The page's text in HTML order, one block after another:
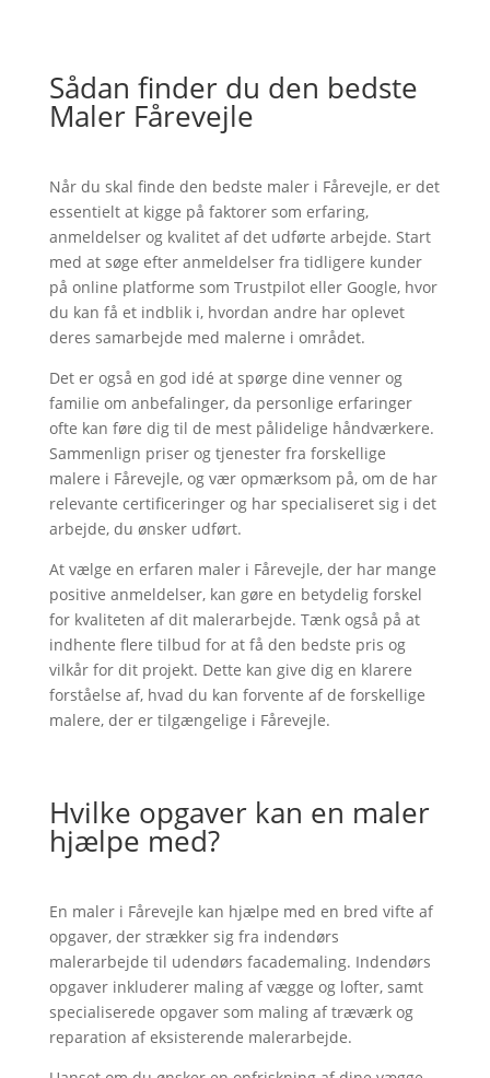
Sådan finder du den bedste
Maler Fårevejle
Når du skal finde den bedste maler i Fårevejle, er det
essentielt at kigge på faktorer som erfaring,
anmeldelser og kvalitet af det udførte arbejde. Start
med at søge efter anmeldelser fra tidligere kunder
på online platforme som Trustpilot eller Google, hvor
du kan få et indblik i, hvordan andre har oplevet
deres samarbejde med malerne i området.
Det er også en god idé at spørge dine venner og
familie om anbefalinger, da personlige erfaringer
ofte kan føre dig til de mest pålidelige håndværkere.
Sammenlign priser og tjenester fra forskellige
malere i Fårevejle, og vær opmærksom på, om de har
relevante certificeringer og har specialiseret sig i det
arbejde, du ønsker udført.
At vælge en erfaren maler i Fårevejle, der har mange
positive anmeldelser, kan gøre en betydelig forskel
for kvaliteten af dit malerarbejde. Tænk også på at
indhente flere tilbud for at få den bedste pris og
vilkår for dit projekt. Dette kan give dig en klarere
forståelse af, hvad du kan forvente af de forskellige
malere, der er tilgængelige i Fårevejle.
Hvilke opgaver kan en maler
hjælpe med?
En maler i Fårevejle kan hjælpe med en bred vifte af
opgaver, der strækker sig fra indendørs
malerarbejde til udendørs facademaling. Indendørs
opgaver inkluderer maling af vægge og lofter, samt
specialiserede opgaver som maling af træværk og
reparation af eksisterende malerarbejde.